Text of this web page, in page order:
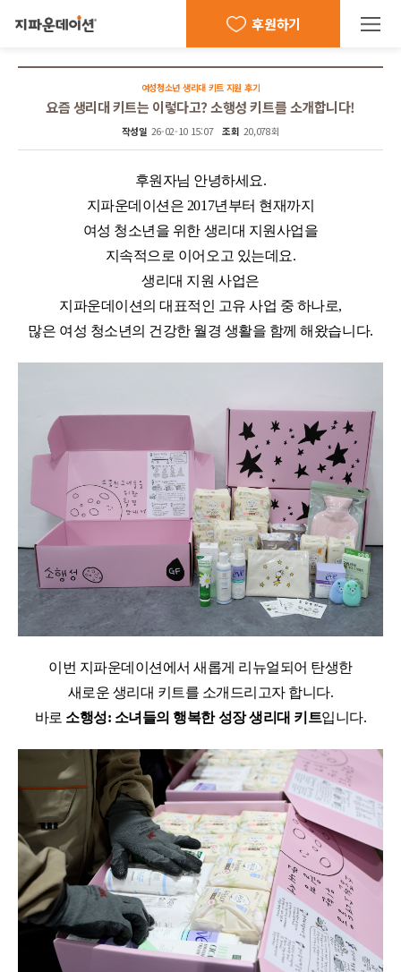
후원하기
여성청소년 생리대 키트 지원 후기
요즘 생리대 키트는 이렇다고? 소행성 키트를 소개합니다!
작성일 26-02-10 15:07 조회 20,078회
요즘 생리대 키트는 이렇다고? 소행성 키트를 소개합니다.
지파운데이션은 2017년부터 현재까지 여성 청소년을 위한 생리대 지원사업을 지속적으
후원자님 안녕하세요.
지파운데이션은 2017년부터 현재까지
여성 청소년을 위한 생리대 지원사업을
지속적으로 이어오고 있는데요.
생리대 지원 사업은
지파운데이션의 대표적인 고유 사업 중 하나로,
많은 여성 청소년의 건강한 월경 생활을 함께 해왔습니다.
이번 지파운데이션에서 새롭게 리뉴얼되어 탄생한
새로운 생리대 키트를 소개드리고자 합니다.
바로 소행성: 소녀들의 행복한 성장 생리대 키트입니다.